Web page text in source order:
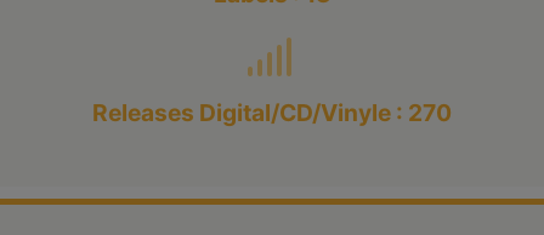
Releases Digital/CD/Vinyle : 270